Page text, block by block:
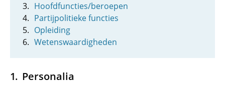
Hoofdfuncties/beroepen
Partijpolitieke functies
Opleiding
Wetenswaardigheden
Personalia